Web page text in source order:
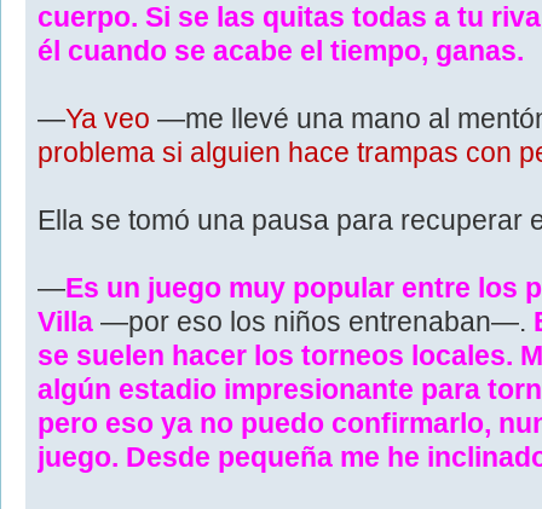
cuerpo. Si se las quitas todas a tu
él cuando se acabe el tiempo, ganas.
—Ya veo —me llevé una mano al
problema si alguien hace trampas con
Ella se tomó una pausa para recuperar
—Es un juego muy popular entre los
Villa —por eso los niños entrenaban—.
se suelen hacer los torneos locales.
algún estadio impresionante para
pero eso ya no puedo confirmarlo,
juego. Desde pequeña me he